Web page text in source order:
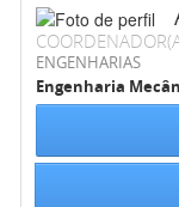
ENGENHARIAS
Engenharia